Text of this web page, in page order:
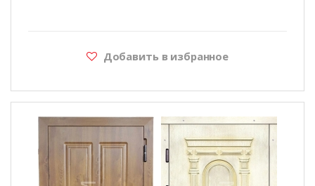
Добавить в избранное